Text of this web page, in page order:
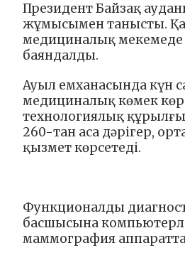
Президент Байзақ
жұмысымен танысты.
медициналық мекемеде
баяндалды.
Ауыл емханасында күн
медициналық көмек
технологиялық
260-тан аса дәрігер,
қызмет көрсетеді.
Функционалды
басшысына
маммография